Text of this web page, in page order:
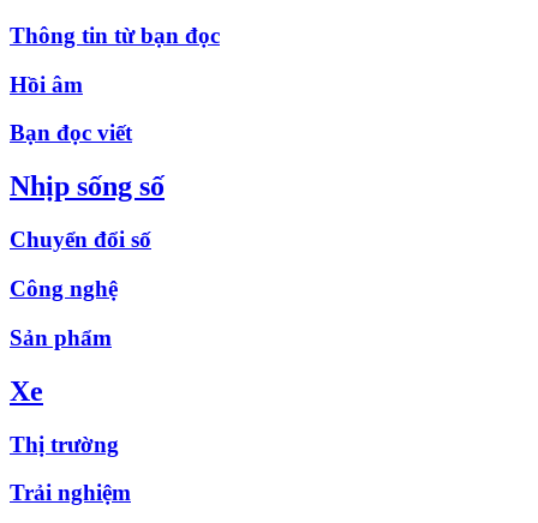
Thông tin từ bạn đọc
Hồi âm
Bạn đọc viết
Nhịp sống số
Chuyển đổi số
Công nghệ
Sản phẩm
Xe
Thị trường
Trải nghiệm